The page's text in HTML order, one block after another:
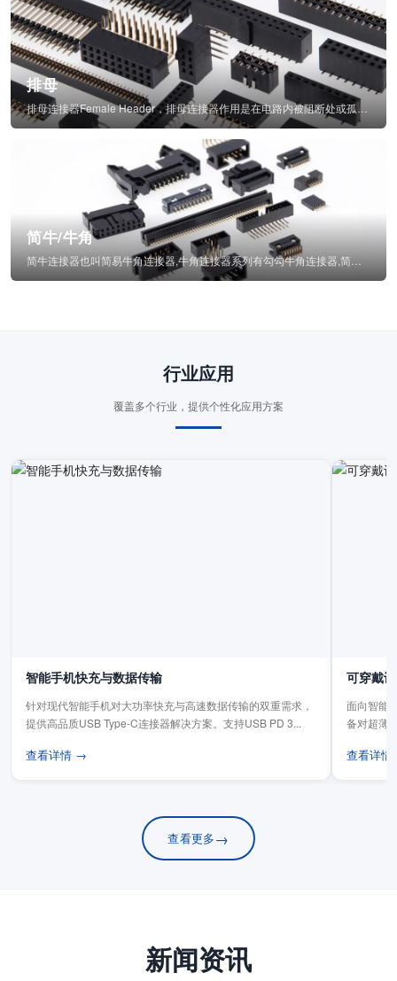
排母
排母连接器Female Header，排母连接器作用是在电路内被阻断处或孤立不通...
简牛/牛角
行业应用
覆盖多个行业，提供个性化应用方案
智能手机快充与数据传输
针对现代智能手机对大功率快充与高速数据传输的双重需求，
提供高品质USB Type-C连接器解决方案。支持USB PD 3...
查看详情 →
可穿戴
面向智能
备对超薄
查看详
查看更多→
新闻资讯